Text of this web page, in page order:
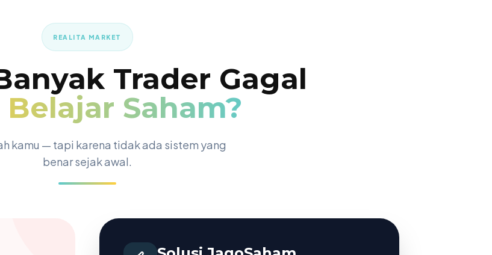
REALITA MARKET
Trader Gagal
Belajar Saham?
kamu — tapi karena tidak ada sistem yang
benar sejak awal.